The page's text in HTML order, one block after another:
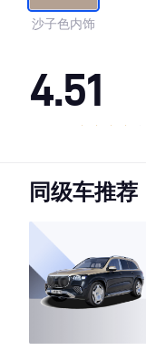
沙子色内饰
4.51
·内饰表现一般，低
·空间表现一般，低
同级车推荐